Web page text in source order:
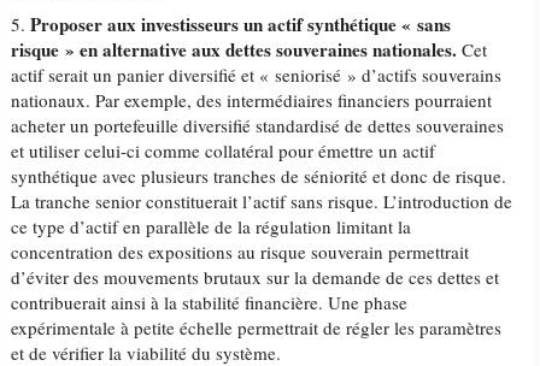
5.Proposer aux investisseurs un actif synthétique « sans
risque » en alternative aux dettes souveraines nationales.Cet
actif serait un panier diversifié et « seniorisé » d’actifs souverains
nationaux. Par exemple, des intermédiaires financiers pourraient
acheter un portefeuille diversifié standardisé de dettes souveraines
et utiliser celui-ci comme collatéral pour émettre un actif
synthétique avec plusieurs tranches de séniorité et donc de risque.
La tranche senior constituerait l’actif sans risque. L’introduction de
ce type d’actif en parallèle de la régulation limitant la
concentration des expositions au risque souverain permettrait
d’éviter des mouvements brutaux sur la demande de ces dettes et
contribuerait ainsi à la stabilité financière. Une phase
expérimentale à petite échelle permettrait de régler les paramètres
et de vérifier la viabilité du système.